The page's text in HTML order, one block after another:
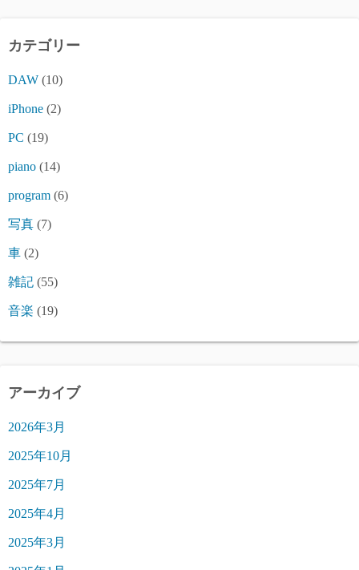
カテゴリー
DAW (10)
iPhone (2)
PC (19)
piano (14)
program (6)
写真 (7)
車 (2)
雑記 (55)
音楽 (19)
アーカイブ
2026年3月
2025年10月
2025年7月
2025年4月
2025年3月